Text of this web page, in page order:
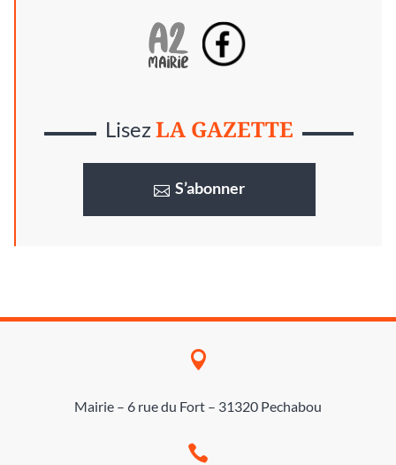
LisezLA GAZETTE
S’abonner

Mairie – 6 rue du Fort – 31320 Pechabou
